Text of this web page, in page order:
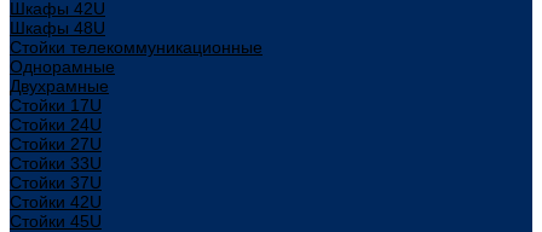
Шкафы 42U
Шкафы 48U
Стойки телекоммуникационные
Однорамные
Двухрамные
Стойки 17U
Стойки 24U
Стойки 27U
Стойки 33U
Стойки 37U
Стойки 42U
Стойки 45U